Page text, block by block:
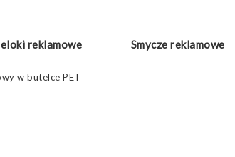
reklamowe Smycze reklamowe
w butelce PET